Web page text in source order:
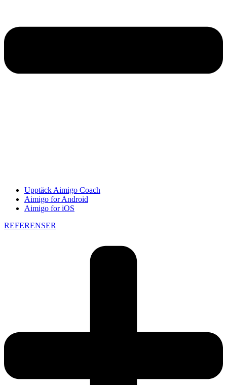
Upptäck Aimigo Coach
Aimigo for Android
Aimigo for iOS
REFERENSER